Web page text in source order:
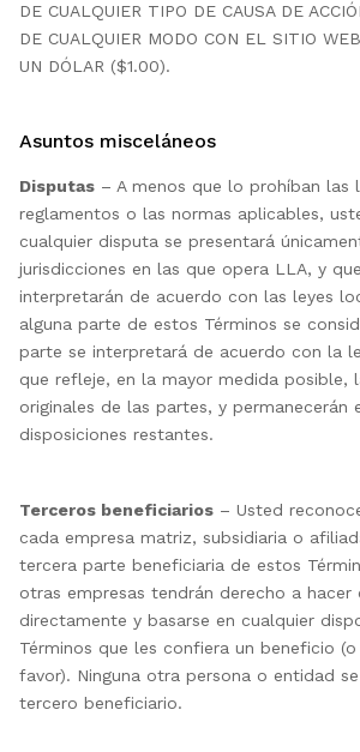
DE CUALQUIER TIPO DE CAUSA DE
DE CUALQUIER MODO CON EL SITIO
UN DÓLAR ($1.00).
Asuntos misceláneos
Disputas – A menos que lo prohíban las
reglamentos o las normas aplicables,
cualquier disputa se presentará
jurisdicciones en las que opera LLA, y
interpretarán de acuerdo con las leyes
alguna parte de estos Términos se
parte se interpretará de acuerdo con la
que refleje, en la mayor medida posible,
originales de las partes, y permanecerán
disposiciones restantes.
Terceros beneficiarios – Usted
cada empresa matriz, subsidiaria o
tercera parte beneficiaria de estos
otras empresas tendrán derecho a hacer
directamente y basarse en cualquier
Términos que les confiera un beneficio
favor). Ninguna otra persona o entidad
tercero beneficiario.